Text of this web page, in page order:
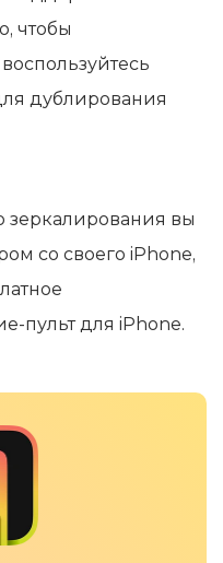
чтобы
дублирования
зеркалирования вы
со своего iPhone,
пульт для iPhone.